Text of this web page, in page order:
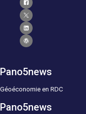
Pano5news
Géoéconomie en RDC
Pano5news